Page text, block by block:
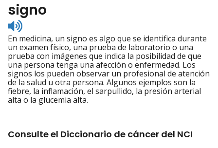
signo
Listen
to
pronunciation
En medicina, un signo es algo que se identifica durante
un examen físico, una prueba de laboratorio o una
prueba con imágenes que indica la posibilidad de que
una persona tenga una afección o enfermedad. Los
signos los pueden observar un profesional de atención
de la salud u otra persona. Algunos ejemplos son la
fiebre, la inflamación, el sarpullido, la presión arterial
alta o la glucemia alta.
Consulte el Diccionario de cáncer del NCI